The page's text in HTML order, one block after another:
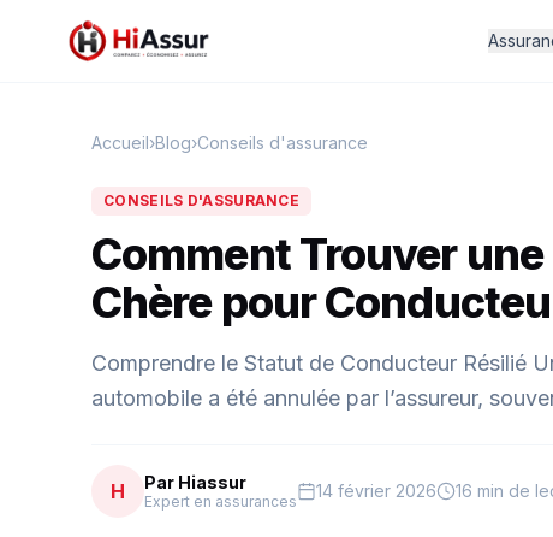
Accueil›Blog›Conseils d'assurance
CONSEILS D'ASSURANCE
Comment Trouver
Chère pour
Comprendre le Statut de Conducteur Résilié
automobile a été annulée par l’assureur,
H Par Hiassur
Expert en assurances 14 février 2026 16 min de